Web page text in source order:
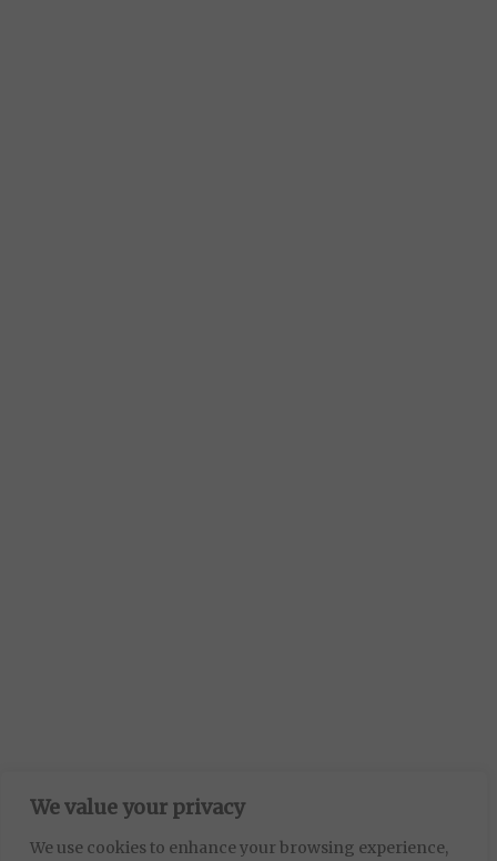
We value your privacy
We use cookies to enhance your browsing experience,